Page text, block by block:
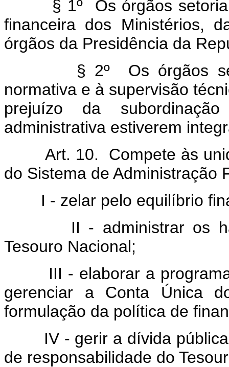
§ 1º Os órgãos setoriais
financeira dos Ministérios,
órgãos da Presidência da
§ 2º Os órgãos
normativa e à supervisão
prejuízo da
administrativa estiverem
Art. 10. Compete às
do Sistema de Administração
I - zelar pelo equilíbrio
II - administrar os
Tesouro Nacional;
III - elaborar a
gerenciar a Conta Única
formulação da política de
IV - gerir a dívida pública
de responsabilidade do